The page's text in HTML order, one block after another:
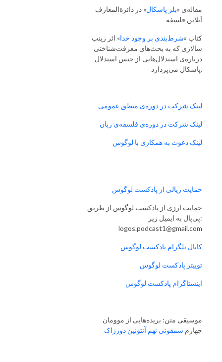
مقاله‌ی «بلز پاسکال» در دائرة‌المعارف
آنلاین فلسفه
کتاب «شرط‌بندی بر وجود خدا» اثر زینب
سالاری که به بحث‌های معرفت‌شناختی
درباره‌ی استدلال‌هایی از جنس استدلال
پاسکال می‌پردازد.
لینک شرکت در دوره‌ی منطق عمومی
لینک شرکت در دوره‌ی فلسفه‌ی زبان
لینک دعوت به همکاری با لوگوس
حمایت ریالی از پادکست لوگوس
حمایت ارزی از پادکست لوگوس از طریق
پی‌پال به ایمیل زیر:
logos.podcast1@gmail.com
کانال تلگرام پادکست لوگوس
توییتر پادکست لوگوس
اینستاگرام پادکست لوگوس
چهارم سمفونی نهم آنتونین دورژاک